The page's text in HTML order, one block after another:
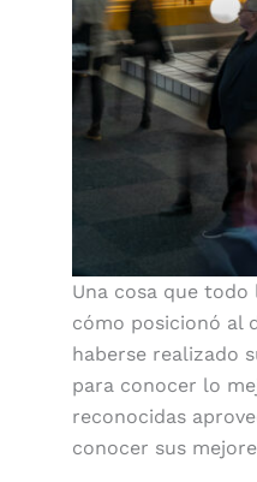
Una cosa que
cómo posicionó al
haberse realizado
para conocer lo
reconocidas
conocer sus